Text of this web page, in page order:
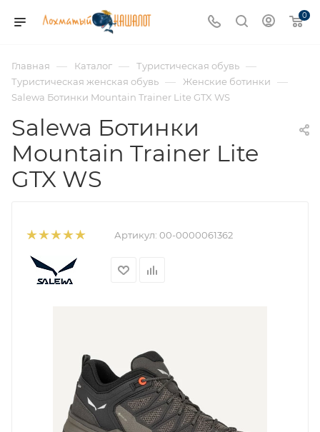
0
Главная — Каталог — Туристическая обувь —
Туристическая женская обувь — Женские ботинки —
Salewa Ботинки Mountain Trainer Lite GTX WS
Salewa Ботинки
Mountain Trainer Lite
GTX WS
Артикул: 00-0000061362